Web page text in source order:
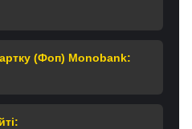
(Фоп) Monobank: